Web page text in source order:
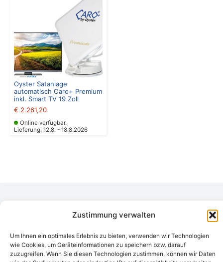
Zustimmung verwalten
Um Ihnen ein optimales Erlebnis zu bieten, verwenden wir Technologien
wie Cookies, um Geräteinformationen zu speichern bzw. darauf
zuzugreifen. Wenn Sie diesen Technologien zustimmen, können wir Daten
Oyster Satanlage
automatisch Caro+ Premium
inkl. Smart TV 19 Zoll
€ 2.261,20
Online verfügbar.
Lieferung: 12.8. - 18.8.2026
Peter-Leardi-Weg 4, 8054 Graz
+43 316 225711​ •info@campingbergler.at​
Impressum
AGB